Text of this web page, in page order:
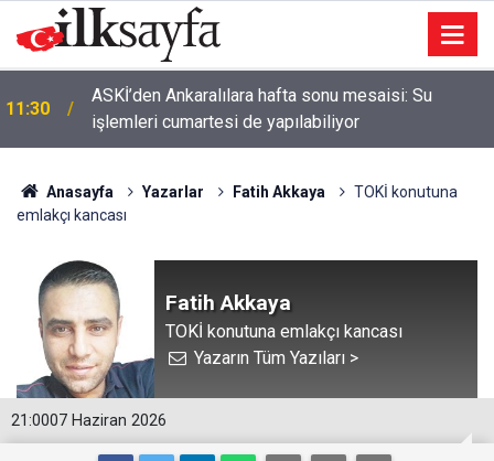
11:30
ASKİ’den Ankaralılara hafta sonu mesaisi: Su
işlemleri cumartesi de yapılabiliyor
Anasayfa Yazarlar Fatih Akkaya
TOKİ konutuna
emlakçı kancası
Fatih Akkaya
TOKİ konutuna emlakçı kancası
Yazarın Tüm Yazıları >
21:0007 Haziran 2026